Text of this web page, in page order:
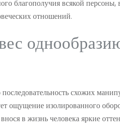
благополучия всякой персоны,
отношений.
схожих
ощущение изолированного
в жизнь человека яркие